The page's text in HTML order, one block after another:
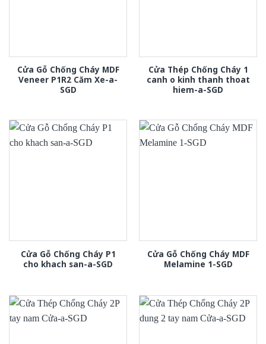
Cửa Gỗ Chống Cháy MDF
Veneer P1R2 Căm Xe-a-
SGD
Cửa Thép Chống Cháy 1
canh o kinh thanh thoat
hiem-a-SGD
Cửa Gỗ Chống Cháy P1
cho khach san-a-SGD
Cửa Gỗ Chống Cháy MDF
Melamine 1-SGD